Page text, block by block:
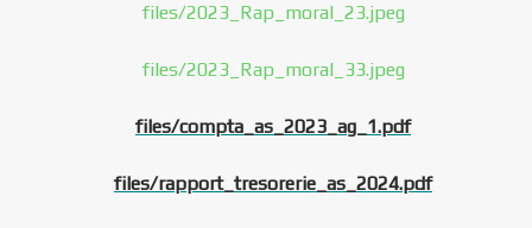
files/2023_Rap_moral_23.jpeg
files/2023_Rap_moral_33.jpeg
files/compta_as_2023_ag_1.pdf
files/rapport_tresorerie_as_2024.pdf